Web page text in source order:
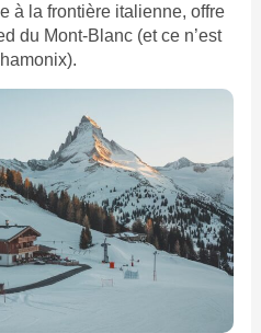
à la frontière italienne, offre
du Mont-Blanc (et ce n’est